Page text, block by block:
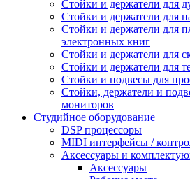
Стойки и держатели для
Стойки и держатели для
Стойки и держатели для
электронных книг
Стойки и держатели для
Стойки и держатели для
Стойки и подвесы для
Стойки, держатели и
мониторов
Студийное оборудование
DSP процессоры
MIDI интерфейсы /
Аксессуары и
Аксессуары